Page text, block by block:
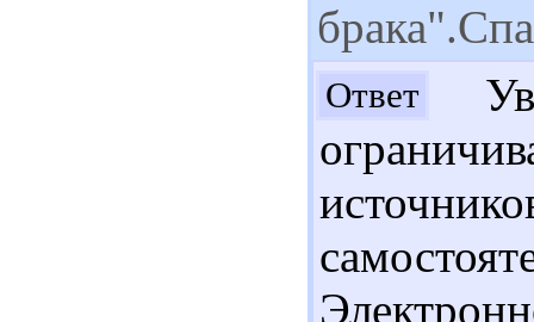
Ответ